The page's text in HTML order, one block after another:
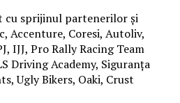
cu sprijinul partenerilor și
Accenture, Coresi, Autoliv,
IJJ, Pro Rally Racing Team
Driving Academy, Siguranța
Ugly Bikers, Oaki, Crust